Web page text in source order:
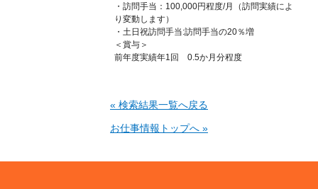
・訪問手当：100,000円程度/月（訪問実績によ
り変動します）
・土日祝訪問手当:訪問手当の20％増
＜賞与＞
前年度実績年1回 0.5か月分程度
« 検索結果一覧へ戻る
お仕事情報トップへ »